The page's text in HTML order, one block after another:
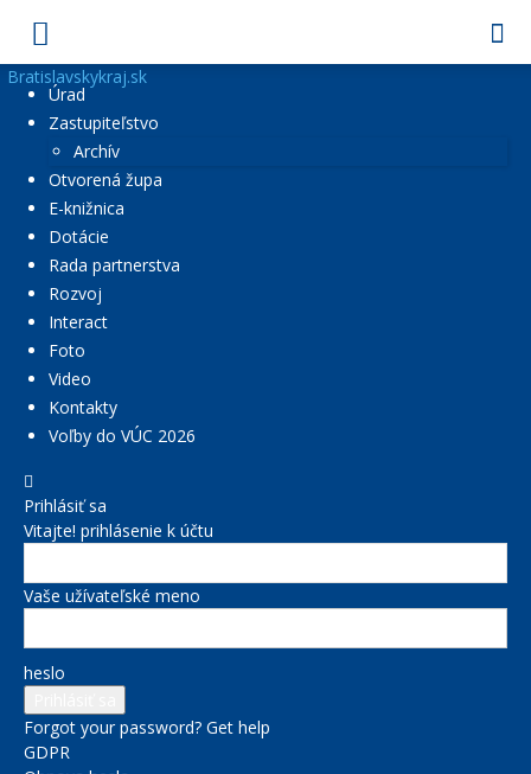
Bratislavskykraj.sk
Úrad
Zastupiteľstvo
Archív
Otvorená župa
E-knižnica
Dotácie
Rada partnerstva
Rozvoj
Interact
Foto
Video
Kontakty
Voľby do VÚC 2026
Prihlásiť sa
Vitajte! prihlásenie k účtu
Vaše užívateľské meno
heslo
Forgot your password? Get help
GDPR